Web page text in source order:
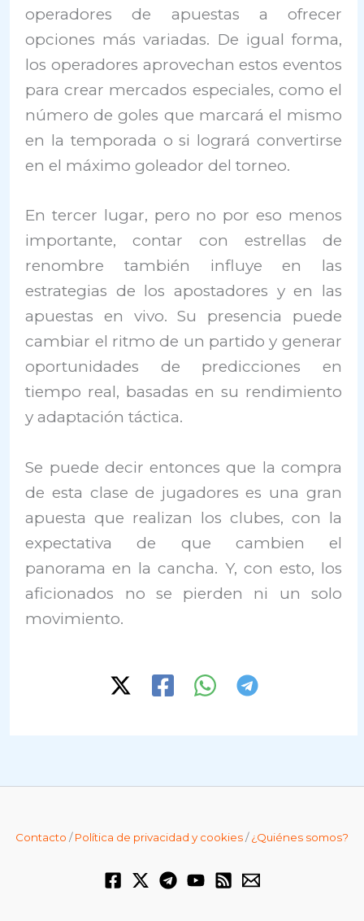
operadores de apuestas a ofrecer
opciones más variadas. De igual forma,
los operadores aprovechan estos eventos
para crear mercados especiales, como el
número de goles que marcará el mismo
en la temporada o si logrará convertirse
en el máximo goleador del torneo.
En tercer lugar, pero no por eso menos
importante, contar con estrellas de
renombre también influye en las
estrategias de los apostadores y en las
apuestas en vivo. Su presencia puede
cambiar el ritmo de un partido y generar
oportunidades de predicciones en
tiempo real, basadas en su rendimiento
y adaptación táctica.
Se puede decir entonces que la compra
de esta clase de jugadores es una gran
apuesta que realizan los clubes, con la
expectativa de que cambien el
panorama en la cancha. Y, con esto, los
aficionados no se pierden ni un solo
movimiento.
Contacto /Política de privacidad y cookies/¿Quiénes somos?